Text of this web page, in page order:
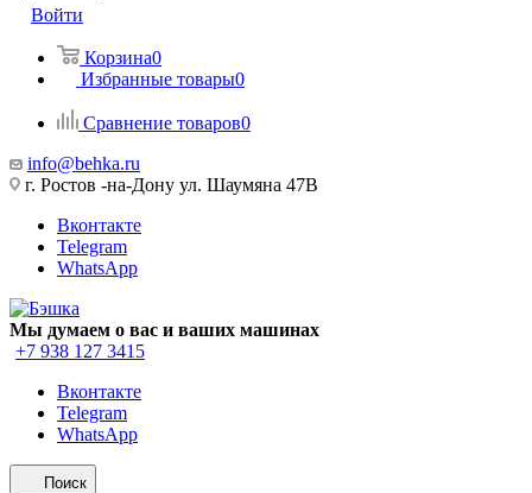
Войти
Корзина0
Избранные товары0
Сравнение товаров0
info@behka.ru
г. Ростов -на-Дону ул. Шаумяна 47В
Вконтакте
Telegram
WhatsApp
Мы думаем о вас и ваших машинах
+7 938 127 3415
Вконтакте
Telegram
WhatsApp
Поиск